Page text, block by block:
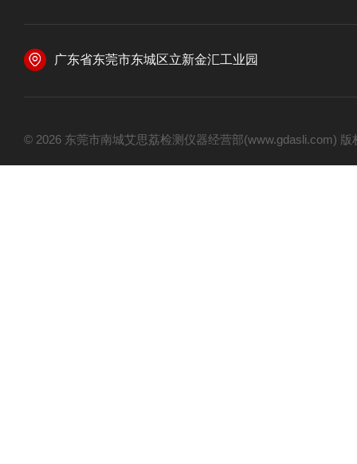
广东省东莞市东城区立新金汇工业园
© 2026 东莞市南城艾思荔检测仪器经营部(www.gdasli.com)